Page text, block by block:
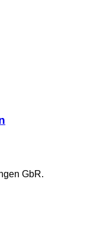
GbR.